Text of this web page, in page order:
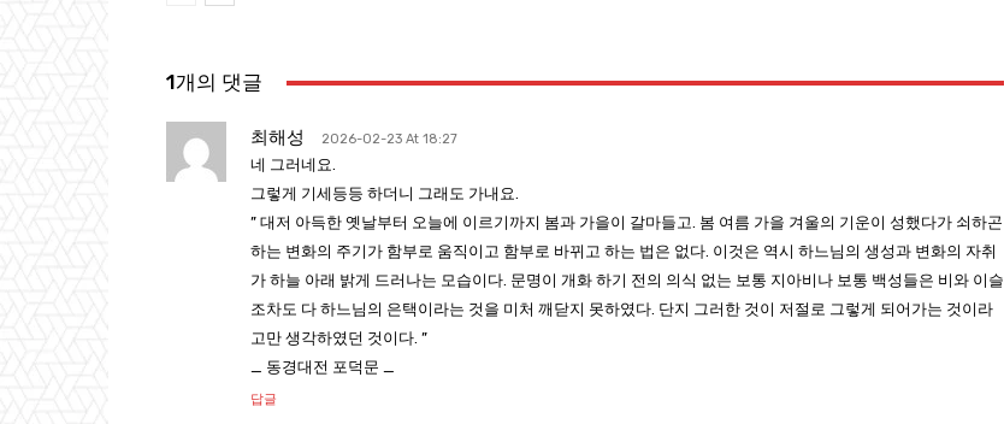
1개의 댓글
최해성 2026-02-23 At 18:27
네 그러네요.
그렇게 기세등등 하더니 그래도 가내요.
” 대저 아득한 옛날부터 오늘에 이르기까지 봄과 가을이 갈마들고. 봄 여름 가을 겨울의 기운이 성했다가 쇠하곤
하는 변화의 주기가 함부로 움직이고 함부로 바뀌고 하는 법은 없다. 이것은 역시 하느님의 생성과 변화의 자취
가 하늘 아래 밝게 드러나는 모습이다. 문명이 개화 하기 전의 의식 없는 보통 지아비나 보통 백성들은 비와 이슬
조차도 다 하느님의 은택이라는 것을 미처 깨닫지 못하였다. 단지 그러한 것이 저절로 그렇게 되어가는 것이라
고만 생각하였던 것이다. ”
_ 동경대전 포덕문 _
답글